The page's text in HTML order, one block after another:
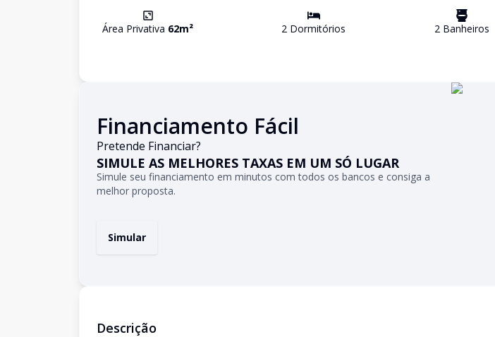
Área Privativa 62m² 2 Dormitórios 2Banheiros
Financiamento Fácil
Pretende Financiar?
SIMULE AS MELHORES TAXAS EM UM SÓ LUGAR
Simule seu financiamento em minutos com todos os bancos e consiga a
melhor proposta.
Simular
Descrição